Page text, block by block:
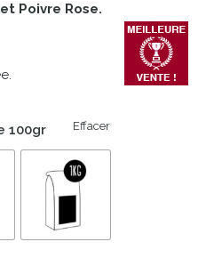
Poivre Rose.
100gr Effacer